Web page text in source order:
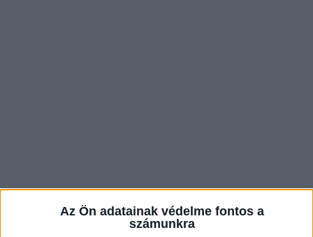
Az Ön adatainak védelme fontos a
számunkra
Nem tett vallomást